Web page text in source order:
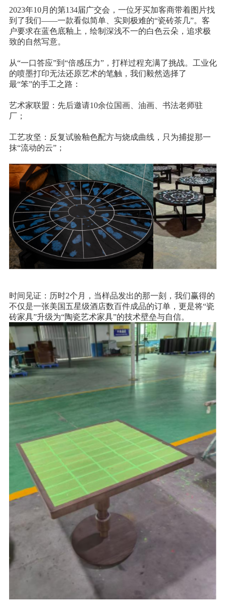
2023年10月的第134届广交会，一位牙买加客商带着图片找
到了我们——一款看似简单、实则极难的“瓷砖茶几”。客
户要求在蓝色底釉上，绘制深浅不一的白色云朵，追求极
致的自然写意。
从“一口答应”到“倍感压力”，打样过程充满了挑战。工业化
的喷墨打印无法还原艺术的笔触，我们毅然选择了
最“笨”的手工之路：
艺术家联盟：先后邀请10余位国画、油画、书法老师驻
厂；
工艺攻坚：反复试验釉色配方与烧成曲线，只为捕捉那一
抹“流动的云”；
时间见证：历时2个月，当样品发出的那一刻，我们赢得的
不仅是一张美国五星级酒店数百件成品的订单，更是将“瓷
砖家具”升级为“陶瓷艺术家具”的技术壁垒与自信。